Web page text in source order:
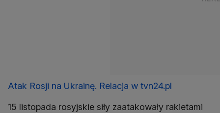
Atak Rosji na Ukrainę. Relacja w tvn24.pl
15 listopada rosyjskie siły zaatakowały rakietami